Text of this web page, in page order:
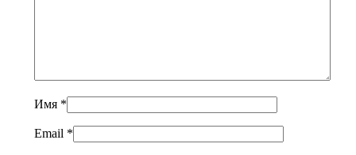
Имя *
Email *